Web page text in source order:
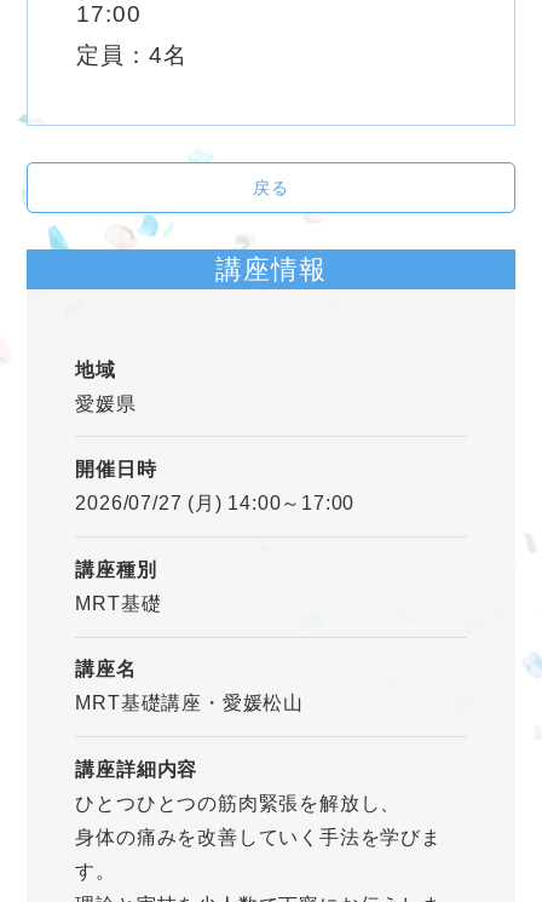
17:00
定員：4名
戻る
講座情報
地域
愛媛県
開催日時
2026/07/27 (月) 14:00～17:00
講座種別
MRT基礎
講座名
MRT基礎講座・愛媛松山
講座詳細内容
ひとつひとつの筋肉緊張を解放し、
身体の痛みを改善していく手法を学びま
す。